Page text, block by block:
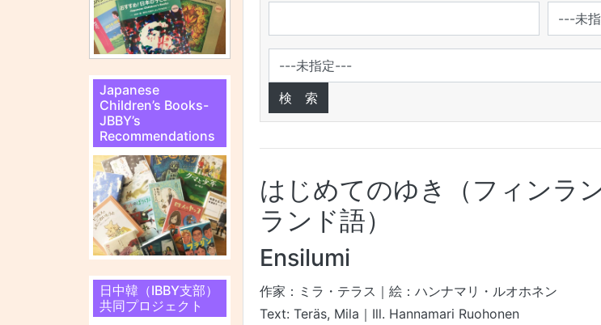
Japanese
Children’s Books-
JBBY’s
Recommendations
日中韓（IBBY支部）
共同プロジェクト
はじめてのゆき（フィンラ
ランド語）
Ensilumi
作家：ミラ・テラス｜絵：ハンナマリ・ルオホネン
Text: Teräs, Mila｜Ill. Hannamari Ruohonen